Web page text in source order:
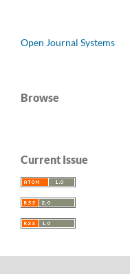
Open Journal Systems
Browse
Current Issue